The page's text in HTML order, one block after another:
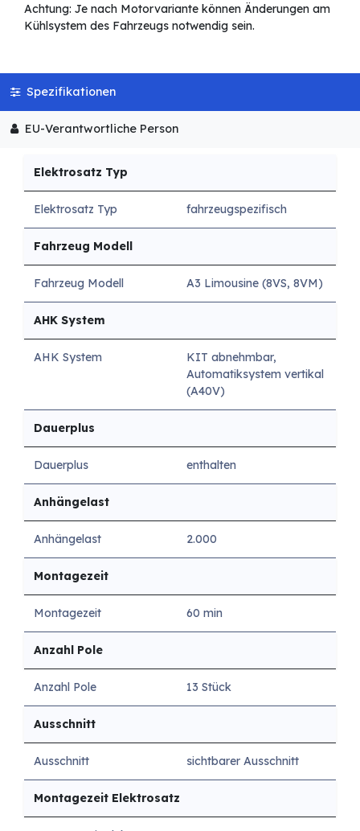
Achtung: Je nach Motorvariante können Änderungen am
Kühlsystem des Fahrzeugs notwendig sein.
Spezifikationen
EU-Verantwortliche Person
Elektrosatz Typ
Elektrosatz Typ fahrzeugspezifisch
Fahrzeug Modell
Fahrzeug Modell A3 Limousine (8VS, 8VM)
AHK System
AHK System
KIT abnehmbar,
Automatiksystem vertikal
(A40V)
Dauerplus
Dauerplus enthalten
Anhängelast
Anhängelast 2.000
Montagezeit
Montagezeit 60 min
Anzahl Pole
Anzahl Pole 13 Stück
Ausschnitt
Ausschnitt sichtbarer Ausschnitt
Montagezeit Elektrosatz